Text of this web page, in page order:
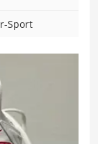
Sport